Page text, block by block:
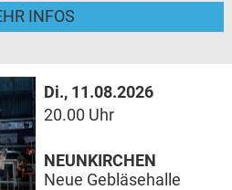
INFOS
Di., 11.08.2026
20.00 Uhr
NEUNKIRCHEN
Neue Gebläsehalle